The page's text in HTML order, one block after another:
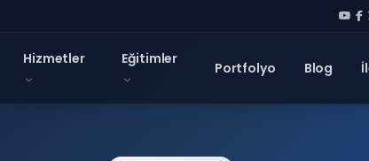
Hizmetler Eğitimler
Portfolyo Blog